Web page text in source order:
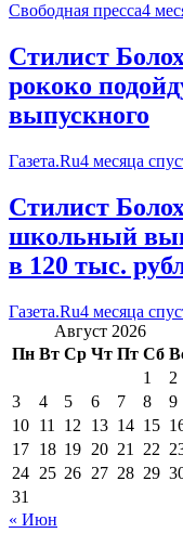
Свободная пресса4
Стилист
рококо
выпускного
Газета.Ru4 месяца
Стилист
школьный
в 120 тыс.
Газета.Ru4 месяца
Август 2026
Пн Вт Ср Чт Пт Сб
1
2
3
4 5 6 7 8
9
10 11 12 13 14 15
17 18 19 20 21 22
24 25 26 27 28 29
31
« Июн